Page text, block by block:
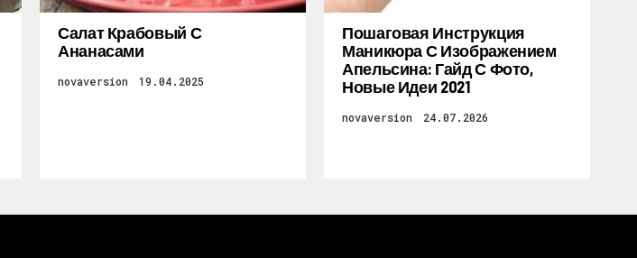
Салат Крабовый С
Ананасами
novaversion 19.04.2025
Пошаговая Инструкция
Маникюра С Изображением
Апельсина: Гайд С Фото,
Новые Идеи 2021
novaversion 24.07.2026